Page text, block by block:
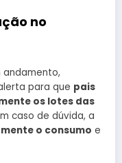
no
andamento,
para que pais
os lotes das
caso de dúvida, a
o consumo e